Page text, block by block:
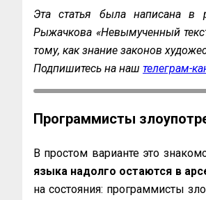
Эта статья была написана в
Рыжачкова «Невымученный
тому, как знание законов
Подпишитесь на наш телеграм-
Программисты
В простом варианте это
языка надолго остаются в
на состояния: программисты